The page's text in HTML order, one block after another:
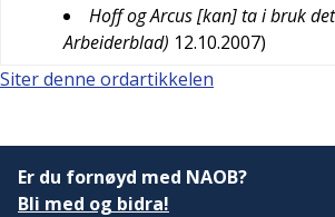
Hoff og Arcus [kan] ta i bruk
Arbeiderblad) 12.10.2007)
Siter denne ordartikkelen
Er du fornøyd med NAOB?
Bli med og bidra!